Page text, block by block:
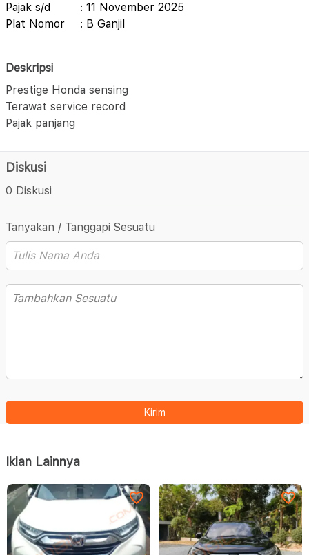
Pajak s/d
: 11 November 2025
Plat Nomor
: B Ganjil
Deskripsi
Prestige Honda sensing
Terawat service record
Pajak panjang
Diskusi
0 Diskusi
Tanyakan / Tanggapi Sesuatu
Kirim
Iklan Lainnya